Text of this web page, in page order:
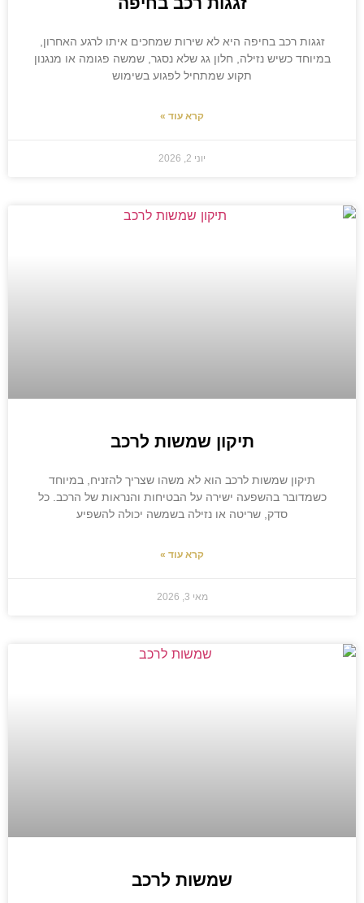
זגגות רכב בחיפה היא לא שירות שמחכים איתו לרגע האחרון,
במיוחד כשיש נזילה, חלון גג שלא נסגר, שמשה פגומה או מנגנון
תקוע שמתחיל לפגוע בשימוש
קרא עוד »
יוני 2, 2026
תיקון שמשות לרכב
תיקון שמשות לרכב הוא לא משהו שצריך להזניח, במיוחד
כשמדובר בהשפעה ישירה על הבטיחות והנראות של הרכב. כל
סדק, שריטה או נזילה בשמשה יכולה להשפיע
קרא עוד »
מאי 3, 2026
שמשות לרכב